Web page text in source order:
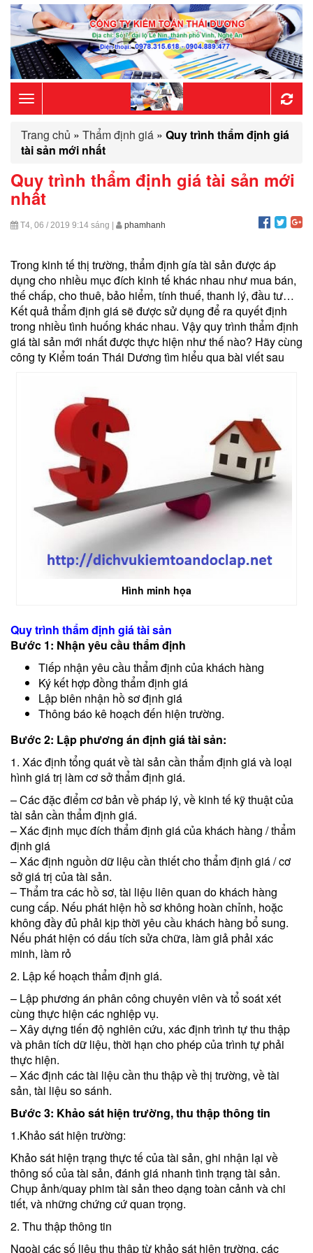
Toggle
navigation
Trang chủ » Thẩm định giá » Quy trình thẩm định giá
tài sản mới nhất
Quy trình thẩm định giá tài sản mới
nhất
T4, 06 / 2019 9:14 sáng | phamhanh
Trong kinh tế thị trường, thẩm định gía tài sản được áp
dụng cho nhiều mục đích kinh tế khác nhau như mua bán,
thế chấp, cho thuê, bảo hiểm, tính thuế, thanh lý, đầu tư…
Kết quả thẩm định giá sẽ được sử dụng để ra quyết định
trong nhiều tình huống khác nhau. Vậy quy trình thẩm định
giá tài sản mới nhất được thực hiện như thế nào? Hãy cùng
công ty Kiểm toán Thái Dương tìm hiểu qua bài viết sau
Hình minh họa
Quy trình thẩm định giá tài sản
Bước 1: Nhận yêu cầu thẩm định
Tiếp nhận yêu cầu thẩm định của khách hàng
Ký kết hợp đồng thẩm định giá
Lập biên nhận hồ sơ định giá
Thông báo kê hoạch đến hiện trường.
Bước 2: Lập phương án định giá tài sản:
1. Xác định tổng quát về tài sản cần thẩm định giá và loại
hình giá trị làm cơ sở thẩm định giá.
– Các đặc điểm cơ bản về pháp lý, về kinh tế kỹ thuật của
tài sản cần thẩm định giá.
– Xác định mục đích thẩm định giá của khách hàng / thẩm
định giá
– Xác định nguồn dữ liệu cần thiết cho thẩm định giá / cơ
sở giá trị của tài sản.
– Thẩm tra các hồ sơ, tài liệu liên quan do khách hàng
cung cấp. Nếu phát hiện hồ sơ không hoàn chỉnh, hoặc
không đầy đủ phải kịp thời yêu cầu khách hàng bổ sung.
Nếu phát hiện có dấu tích sửa chữa, làm giả phải xác
minh, làm rỏ
2. Lập kế hoạch thẩm định giá.
– Lập phương án phân công chuyên viên và tổ soát xét
cùng thực hiện các nghiệp vụ.
– Xây dựng tiến độ nghiên cứu, xác định trình tự thu thập
và phân tích dữ liệu, thời hạn cho phép của trình tự phải
thực hiện.
– Xác định các tài liệu cần thu thập về thị trường, về tài
sản, tài liệu so sánh.
Bước 3: Khảo sát hiện trường, thu thập thông tin
1.Khảo sát hiện trường:
Khảo sát hiện trạng thực tế của tài sản, ghi nhận lại về
thông số của tài sản, đánh giá nhanh tình trạng tài sản.
Chụp ảnh/quay phim tài sản theo dạng toàn cảnh và chi
tiết, và những chứng cứ quan trọng.
2. Thu thập thông tin
Ngoài các số liệu thu thập từ khảo sát hiện trường, các